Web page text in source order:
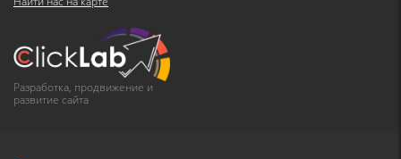
Разработка, продвижение и
развитие сайта